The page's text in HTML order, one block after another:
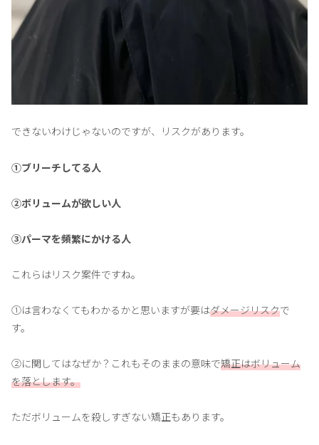
できないわけじゃないのですが、リスクがあります。
①ブリーチしてる人
②ボリュームが欲しい人
③パーマを頻繁にかける人
これらはリスク案件ですね。
①は言わなくてもわかるかと思いますが要はダメージリスクで
す。
②に関してはなぜか？これもそのままの意味で矯正はボリューム
を落とします。
ただボリュームを殺しすぎない矯正もあります。